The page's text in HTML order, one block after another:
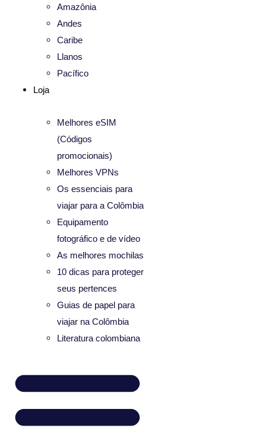
Amazônia
Andes
Caribe
Llanos
Pacífico
Loja
Melhores eSIM
(Códigos
promocionais)
Melhores VPNs
Os essenciais para
viajar para a Colômbia
Equipamento
fotográfico e de vídeo
As melhores mochilas
10 dicas para proteger
seus pertences
Guias de papel para
viajar na Colômbia
Literatura colombiana